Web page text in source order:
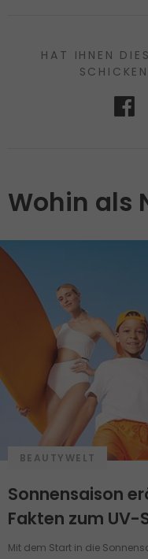
HAT IHNEN
Wohin als
BEAUTYWELT
Sonnensaison
Fakten zum UV-
Mit dem Start in die